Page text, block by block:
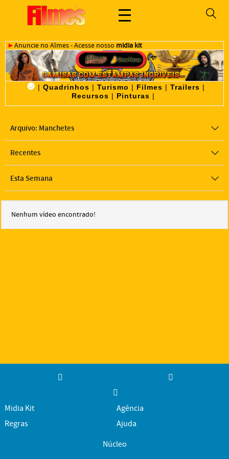
►Anuncie no Almes - Acesse nosso midia kit
☻| Quadrinhos | Turismo | Filmes | Trailers |
Recursos | Pinturas |
Arquivo: Manchetes
Recentes
Esta Semana
Nenhum vídeo encontrado!
Midia Kit
Agência
Regras
Ajuda
Núcleo